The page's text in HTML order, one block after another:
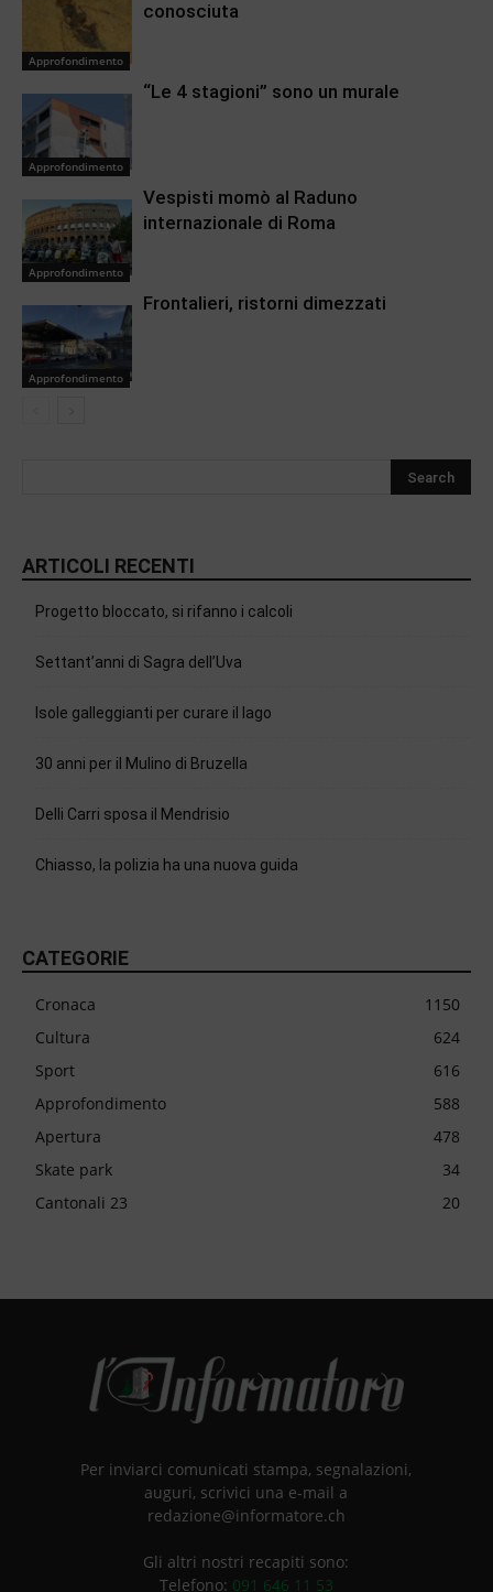
Approfondimento
conosciuta
Approfondimento
“Le 4 stagioni” sono un murale
Approfondimento
Vespisti momò al Raduno
internazionale di Roma
Approfondimento
Frontalieri, ristorni dimezzati
ARTICOLI RECENTI
Progetto bloccato, si rifanno i calcoli
Settant’anni di Sagra dell’Uva
Isole galleggianti per curare il lago
30 anni per il Mulino di Bruzella
Delli Carri sposa il Mendrisio
Chiasso, la polizia ha una nuova guida
CATEGORIE
Cronaca
1150
Cultura
624
Sport
616
Approfondimento
588
Apertura
478
Skate park
34
Cantonali 23
20
Per inviarci comunicati stampa, segnalazioni,
auguri, scrivici una e-mail a
redazione@informatore.ch
Gli altri nostri recapiti sono:
Telefono: 091 646 11 53